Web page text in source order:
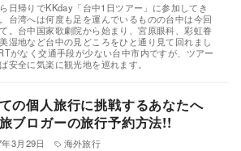
日帰りでKKday「台中1日ツアー」に参加してき
台湾へは何度も足を運んでいるものの台中は今回
。台中国家歌劇院から始まり、宮原眼科、彩虹眷
湿地など台中の見どころをひと通り見て回れまし
がなく交通手段が少ない台中市内ですが、ツアー
安全に気楽に観光地を巡れます。
の個人旅行に挑戦するあなたへ
ブロガーの旅行予約方法!!
3月29日
海外旅行